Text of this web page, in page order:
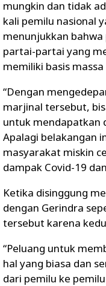
mungkin dan tidak
kali pemilu nasional
menunjukkan
partai-partai yang
memiliki basis
“Dengan
marjinal tersebut,
untuk mendapatkan
Apalagi belakangan
masyarakat miskin
dampak Covid-19
Ketika disinggung
dengan Gerindra
tersebut karena
“Peluang untuk
hal yang biasa dan
dari pemilu ke